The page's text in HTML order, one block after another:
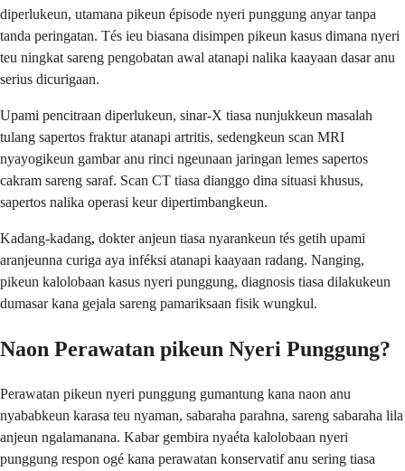
diperlukeun, utamana pikeun épisode nyeri punggung anyar tanpa
tanda peringatan. Tés ieu biasana disimpen pikeun kasus dimana nyeri
teu ningkat sareng pengobatan awal atanapi nalika kaayaan dasar anu
serius dicurigaan.
Upami pencitraan diperlukeun, sinar-X tiasa nunjukkeun masalah
tulang sapertos fraktur atanapi artritis, sedengkeun scan MRI
nyayogikeun gambar anu rinci ngeunaan jaringan lemes sapertos
cakram sareng saraf. Scan CT tiasa dianggo dina situasi khusus,
sapertos nalika operasi keur dipertimbangkeun.
Kadang-kadang, dokter anjeun tiasa nyarankeun tés getih upami
aranjeunna curiga aya inféksi atanapi kaayaan radang. Nanging,
pikeun kalolobaan kasus nyeri punggung, diagnosis tiasa dilakukeun
dumasar kana gejala sareng pamariksaan fisik wungkul.
Naon Perawatan pikeun Nyeri Punggung?
Perawatan pikeun nyeri punggung gumantung kana naon anu
nyababkeun karasa teu nyaman, sabaraha parahna, sareng sabaraha lila
anjeun ngalamanana. Kabar gembira nyaéta kalolobaan nyeri
punggung respon ogé kana perawatan konservatif anu sering tiasa